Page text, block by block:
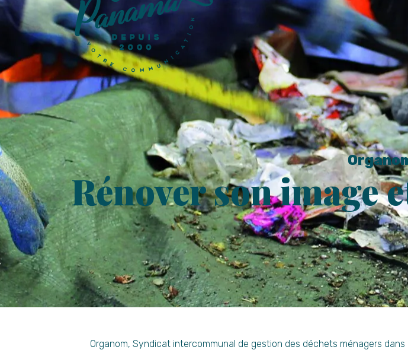
Rénover son image
Organom, Syndicat intercommunal de gestion des déchets ménagers